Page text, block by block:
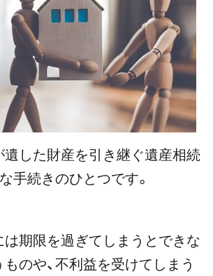
した財産を引き継ぐ遺産相続
手続きのひとつです。
期限を過ぎてしまうとできな
のや、不利益を受けてしまう